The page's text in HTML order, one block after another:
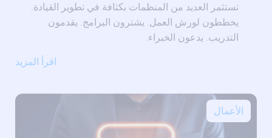
تستثمر العديد من المنظمات بكثافة في تطوير القيادة.
يخططون لورش العمل. يشترون البرامج. يقدمون
التدريب. يدعون الخبراء.
اقرأ المزيد
الأعمال